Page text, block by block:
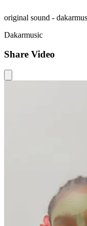
original sound -
Dakarmusic
Share Video